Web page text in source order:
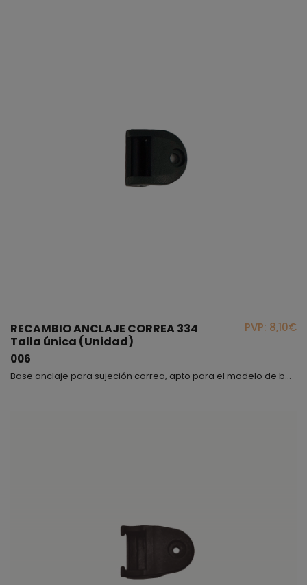
RECAMBIO ANCLAJE CORREA 334
Talla única (Unidad)
006
PVP: 8,10€
Base anclaje para sujeción correa, apto para el modelo de bota junior 334.